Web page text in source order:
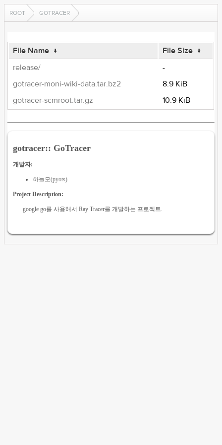
ROOT GOTRACER
File Name ↓ File Size ↓
release/
-
gotracer-moni-wiki-data.tar.bz2
8.9 KiB
gotracer-scmroot.tar.gz
10.9 KiB
gotracer:: GoTracer
개발자:
하늘모(pyots)
Project Description:
google go를 사용해서 Ray Tracer를 개발하는 프로젝트.